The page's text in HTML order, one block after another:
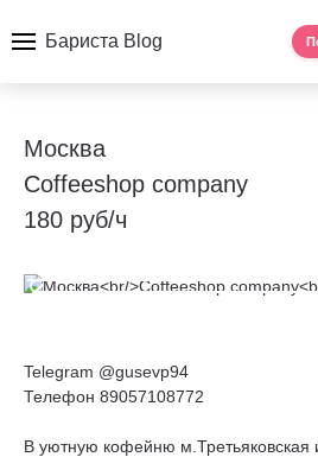
Бариста Blog
Москва
Coffeeshop company
180 руб/ч
Telegram @gusevp94
Телефон 89057108772
В уютную кофейню м.Третьяковская